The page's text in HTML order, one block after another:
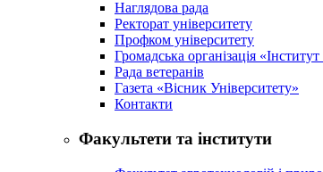
Наглядова рада
Ректорат університету
Профком університету
Громадська організація
Рада ветеранів
Газета «Вісник Університету»
Контакти
Факультети та інститути